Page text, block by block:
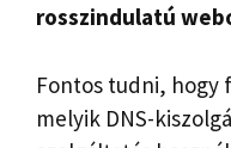
rosszindulatú
Fontos tudni,
melyik DNS-